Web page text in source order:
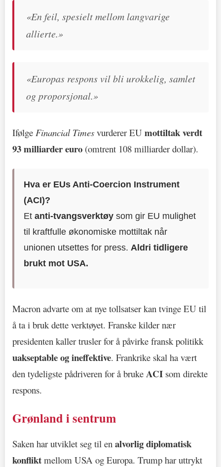
«En feil, spesielt mellom langvarige
allierte.»
«Europas respons vil bli urokkelig, samlet
og proporsjonal.»
Ifølge Financial Times vurderer EU mottiltak verdt
93 milliarder euro (omtrent 108 milliarder dollar).
Hva er EUs Anti-Coercion Instrument
(ACI)?
Etanti-tvangsverktøy som gir EU mulighet
til kraftfulle økonomiske mottiltak når
unionen utsettes for press. Aldri tidligere
brukt mot USA.
Macron advarte om at nye tollsatser kan tvinge EU til
å ta i bruk dette verktøyet. Franske kilder nær
presidenten kaller trusler for å påvirke fransk politikk
uakseptable og ineffektive. Frankrike skal ha vært
den tydeligste pådriveren for å bruke ACI som direkte
respons.
Grønland i sentrum
Saken har utviklet seg til en alvorlig diplomatisk
konflikt mellom USA og Europa. Trump har uttrykt